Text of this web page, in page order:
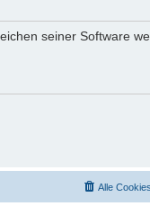
seiner Software
Alle